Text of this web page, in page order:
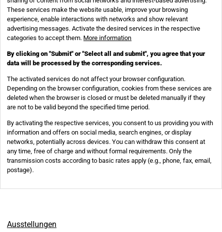
Ausstellungen